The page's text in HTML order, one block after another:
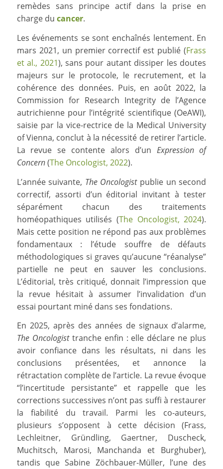
remèdes sans principe actif dans la prise en
charge du cancer.
Les événements se sont enchaînés lentement. En
mars 2021, un premier correctif est publié (Frass
et al., 2021), sans pour autant dissiper les doutes
majeurs sur le protocole, le recrutement, et la
cohérence des données. Puis, en août 2022, la
Commission for Research Integrity de l’Agence
autrichienne pour l’intégrité scientifique (OeAWI),
saisie par la vice-rectrice de la Medical University
of Vienna, conclut à la nécessité de retirer l’article.
La revue se contente alors d’un Expression of
Concern(The Oncologist, 2022).
L’année suivante, The Oncologistpublie un second
correctif, assorti d’un éditorial invitant à tester
séparément chacun des traitements
homéopathiques utilisés (The Oncologist, 2024).
Mais cette position ne répond pas aux problèmes
fondamentaux : l’étude souffre de défauts
méthodologiques si graves qu’aucune “réanalyse”
partielle ne peut en sauver les conclusions.
L’éditorial, très critiqué, donnait l’impression que
la revue hésitait à assumer l’invalidation d’un
essai pourtant miné dans ses fondations.
En 2025, après des années de signaux d’alarme,
The Oncologisttranche enfin : elle déclare ne plus
avoir confiance dans les résultats, ni dans les
conclusions présentées, et annonce la
rétractation complète de l’article. La revue évoque
“l’incertitude persistante” et rappelle que les
corrections successives n’ont pas suffi à restaurer
la fiabilité du travail. Parmi les co-auteurs,
plusieurs s’opposent à cette décision (Frass,
Lechleitner, Gründling, Gaertner, Duscheck,
Muchitsch, Marosi, Manchanda et Burghuber),
tandis que Sabine Zöchbauer-Müller, l’une des